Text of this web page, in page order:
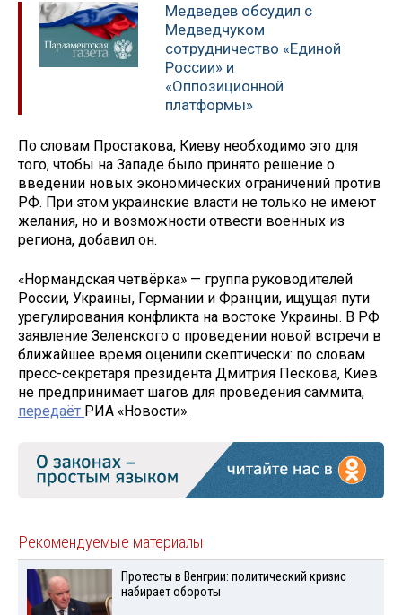
Медведев обсудил с
Медведчуком
сотрудничество «Единой
России» и
«Оппозиционной
платформы»
По словам Простакова, Киеву необходимо это для
того, чтобы на Западе было принято решение о
введении новых экономических ограничений против
РФ. При этом украинские власти не только не имеют
желания, но и возможности отвести военных из
региона, добавил он.
«Нормандская четвёрка» — группа руководителей
России, Украины, Германии и Франции, ищущая пути
урегулирования конфликта на востоке Украины. В РФ
заявление Зеленского о проведении новой встречи в
ближайшее время оценили скептически: по словам
пресс-секретаря президента Дмитрия Пескова, Киев
не предпринимает шагов для проведения саммита,
передаёт РИА «Новости».
Рекомендуемые материалы
Протесты в Венгрии: политический кризис
набирает обороты